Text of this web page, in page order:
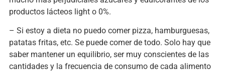
productos lácteos light o 0%.
– Si estoy a dieta no puedo comer pizza, hamburguesas,
patatas fritas, etc. Se puede comer de todo. Solo hay que
saber mantener un equilibrio, ser muy conscientes de las
cantidades y la frecuencia de consumo de cada alimento